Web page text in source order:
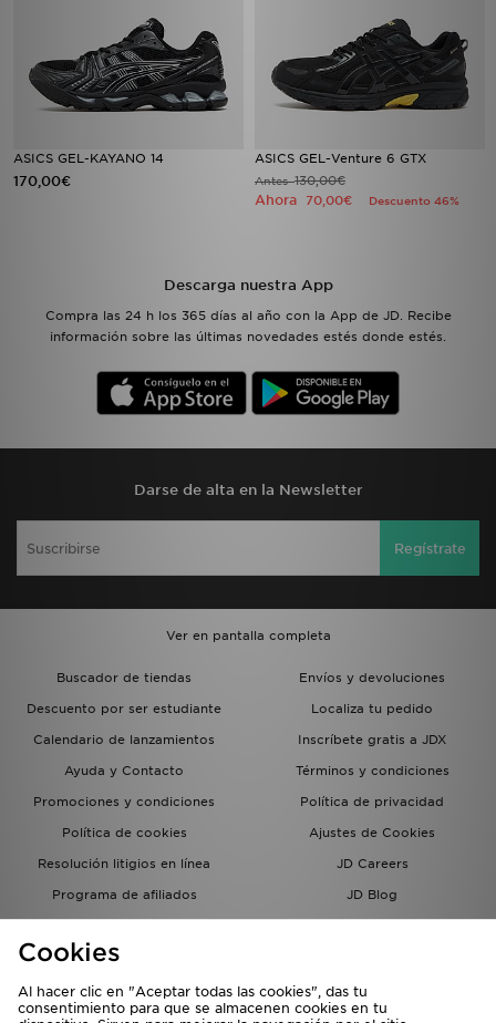
ASICS GEL-KAYANO 14
170,00€
ASICS GEL-Venture 6 GTX
Antes130,00€
Ahora 70,00€ Descuento 46%
Descarga nuestra App
Compra las 24 h los 365 días al año con la App de JD. Recibe
información sobre las últimas novedades estés donde estés.
Darse de alta en la Newsletter
Regístrate
Ver en pantalla completa
Buscador de tiendas
Envíos y devoluciones
Descuento por ser estudiante
Localiza tu pedido
Calendario de lanzamientos
Inscríbete gratis a JDX
Ayuda y Contacto
Términos y condiciones
Promociones y condiciones
Política de privacidad
Política de cookies
Ajustes de Cookies
Resolución litigios en línea
JD Careers
Programa de afiliados
JD Blog
del grupo JD - Whistleblowing
Cookies
Al hacer clic en "Aceptar todas las cookies", das tu
consentimiento para que se almacenen cookies en tu